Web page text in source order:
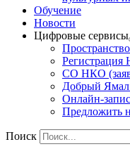
Обучение
Новости
Цифровые сервисы
СО НКО
Добрый
Онлайн-
Предложить
Поиск